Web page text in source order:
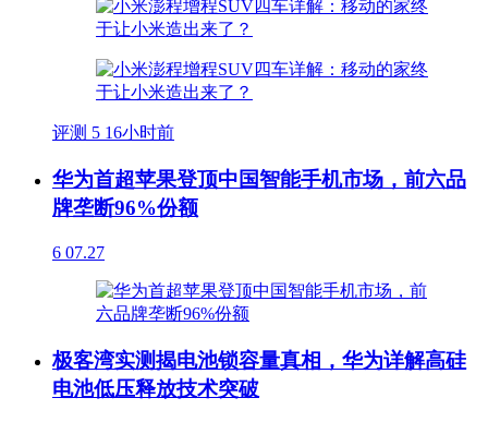
评测 5 16小时前
华为首超苹果登顶中国智能手机市场，前六品
牌垄断96%份额
6 07.27
极客湾实测揭电池锁容量真相，华为详解高硅
电池低压释放技术突破